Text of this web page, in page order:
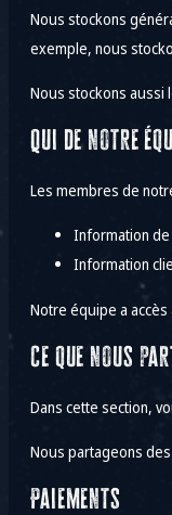
Nous stockons
exemple, nous
Nous stockons aussi
Qui de notre
Les membres de
Information
Information
Notre équipe a
Ce que nous
Dans cette section,
Nous partageons
Paiements